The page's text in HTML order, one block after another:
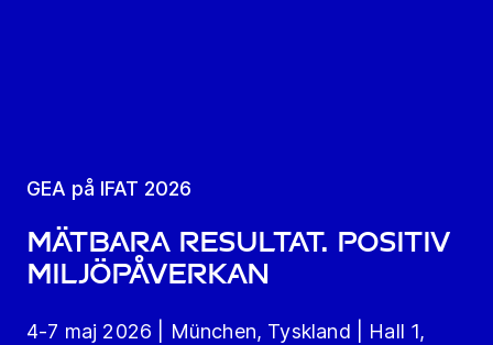
GEA på IFAT 2026
MÄTBARA RESULTAT. POSITIV
MILJÖPÅVERKAN
4-7 maj 2026 | München, Tyskland | Hall 1,